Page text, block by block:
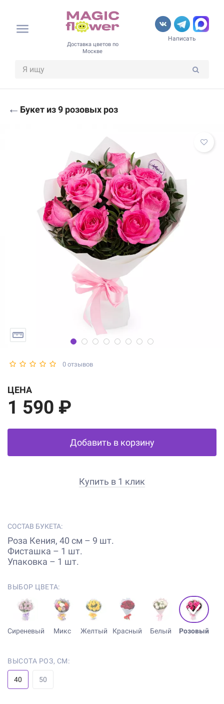
Доставка цветов по
Москве
Написать
← Букет из 9 розовых роз
0 отзывов
ЦЕНА
1 590 ₽
Добавить в корзину
Купить в 1 клик
СОСТАВ БУКЕТА:
Роза Кения, 40 см – 9 шт.
Фисташка – 1 шт.
Упаковка – 1 шт.
ВЫБОР ЦВЕТА:
Сиреневый Микс Желтый Красный Белый Розовый
ВЫСОТА РОЗ, СМ:
40 50